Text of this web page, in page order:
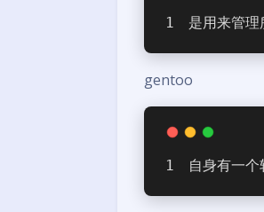
是用来管
gentoo
自身有一